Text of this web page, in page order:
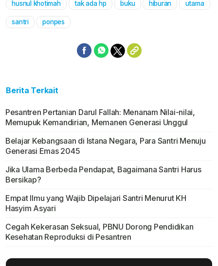
Mute
husnul khotimah tak ada hp buku hiburan utama
santri ponpes
Berita Terkait
Pesantren Pertanian Darul Fallah: Menanam Nilai-nilai,
Memupuk Kemandirian, Memanen Generasi Unggul
Belajar Kebangsaan di Istana Negara, Para Santri Menuju
Generasi Emas 2045
Jika Ulama Berbeda Pendapat, Bagaimana Santri Harus
Bersikap?
Empat Ilmu yang Wajib Dipelajari Santri Menurut KH
Hasyim Asyari
Cegah Kekerasan Seksual, PBNU Dorong Pendidikan
Kesehatan Reproduksi di Pesantren